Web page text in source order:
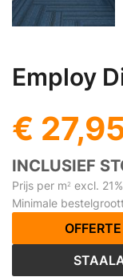
Employ
€
INCLUSIEF
Prijs per m2 excl.
Minimale